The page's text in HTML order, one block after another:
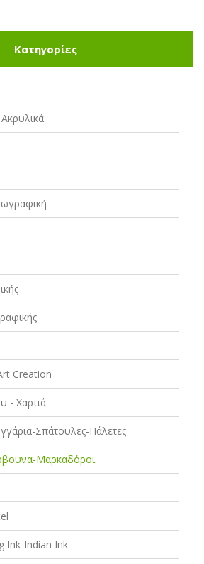
Κατηγορίες
Creation
- Χαρτιά
Σπάτουλες-Πάλετες
Μαρκαδόροι
Ink-Indian Ink